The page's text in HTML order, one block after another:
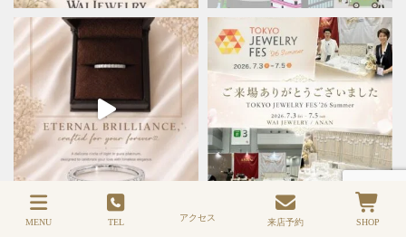
MENU TEL アクセス 来店予約 SHOP